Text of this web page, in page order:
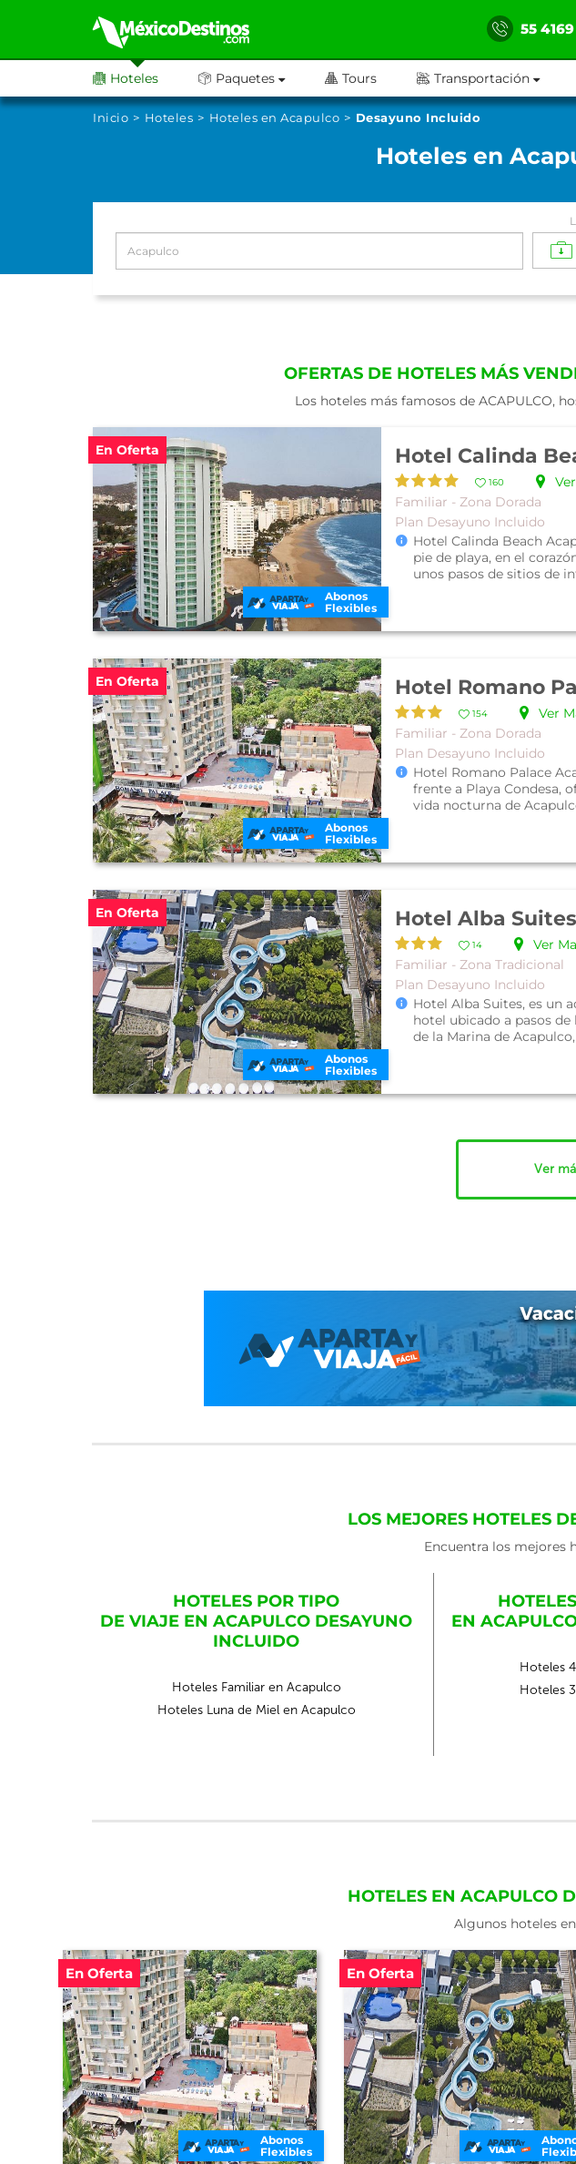
55
Hoteles Paquetes Tours Transportación
Inicio Hoteles Hoteles en Acapulco Desayuno Incluido
Hoteles en
OFERTAS DE HOTELES MÁS
Los hoteles más famosos de ACAPULCO,
En Oferta
Abonos
Flexibles
Hotel Calinda
160
Familiar - Zona Dorada
Plan Desayuno Incluido
Hotel Calinda Beach
pie de playa, en el
unos pasos de sitios de
En Oferta
Abonos
Flexibles
Hotel Romano
154
Ver
Familiar - Zona Dorada
Plan Desayuno Incluido
Hotel Romano Palace
frente a Playa Condesa,
vida nocturna de
En Oferta
Abonos
Flexibles
Hotel Alba Suites
14
Ver
Familiar - Zona Tradicional
Plan Desayuno Incluido
Hotel Alba Suites, es un
hotel ubicado a pasos
de la Marina de Acapulco,
Ver
LOS MEJORES HOTELES
Encuentra los mejores
HOTELES POR TIPO
DE VIAJE EN ACAPULCO DESAYUNO
INCLUIDO
Hoteles Familiar en Acapulco
Hoteles Luna de Miel en Acapulco
EN
Hoteles
Hoteles
HOTELES EN ACAPULCO
Algunos hoteles
En Oferta
Abonos
Flexibles
En Oferta